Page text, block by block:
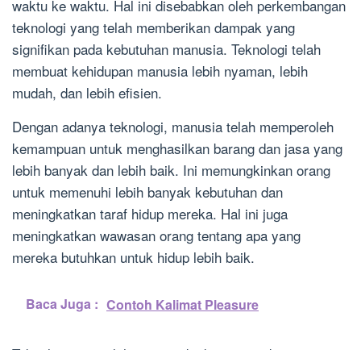
waktu ke waktu. Hal ini disebabkan oleh perkembangan
teknologi yang telah memberikan dampak yang
signifikan pada kebutuhan manusia. Teknologi telah
membuat kehidupan manusia lebih nyaman, lebih
mudah, dan lebih efisien.
Dengan adanya teknologi, manusia telah memperoleh
kemampuan untuk menghasilkan barang dan jasa yang
lebih banyak dan lebih baik. Ini memungkinkan orang
untuk memenuhi lebih banyak kebutuhan dan
meningkatkan taraf hidup mereka. Hal ini juga
meningkatkan wawasan orang tentang apa yang
mereka butuhkan untuk hidup lebih baik.
Baca Juga : Contoh Kalimat Pleasure